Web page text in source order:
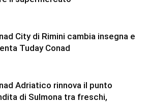
City di Rimini cambia insegna e
Tuday Conad
Adriatico rinnova il punto
di Sulmona tra freschi,